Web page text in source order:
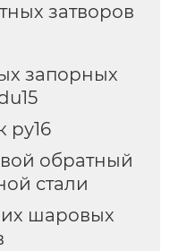
затворов
запорных
ру16
обратный
стали
шаровых